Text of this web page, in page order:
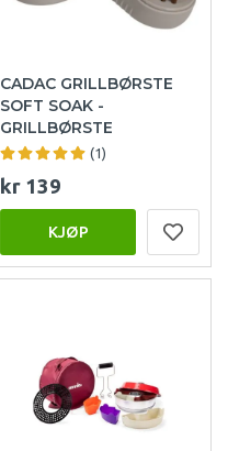
CADAC GRILLBØRSTE
SOFT SOAK -
GRILLBØRSTE
(1)
kr 139
KJØP